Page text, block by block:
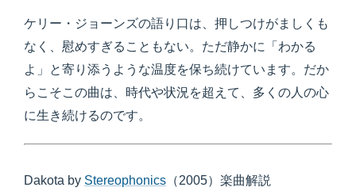
ケリー・ジョーンズの語り口は、押しつけがましくも
なく、慰めすぎることもない。ただ静かに「わかる
よ」と寄り添うような温度を保ち続けています。だか
らこそこの曲は、時代や状況を超えて、多くの人の心
に生き続けるのです。
Dakota by Stereophonics （2005）楽曲解説